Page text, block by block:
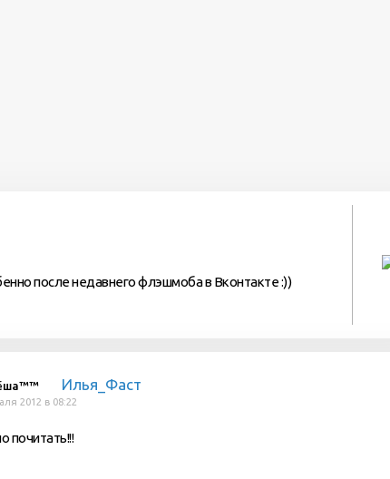
после недавнего флэшмоба в Вконтакте :))
Илья_Фаст
2012 в 08:22
почитать!!!